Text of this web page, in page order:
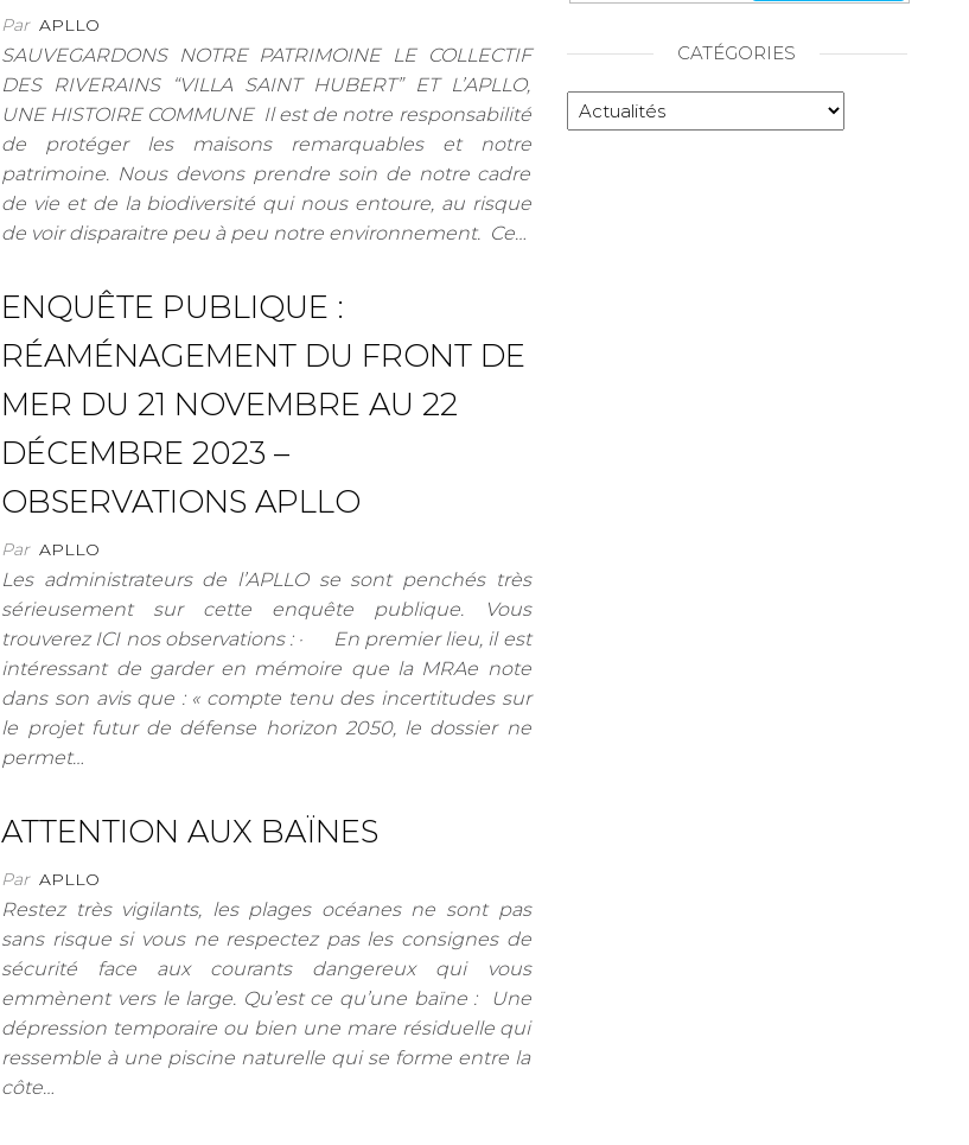
Par APLLO
SAUVEGARDONS NOTRE PATRIMOINE LE COLLECTIF
DES RIVERAINS “VILLA SAINT HUBERT” ET L’APLLO,
UNE HISTOIRE COMMUNE Il est de notre responsabilité
de protéger les maisons remarquables et notre
patrimoine. Nous devons prendre soin de notre cadre
de vie et de la biodiversité qui nous entoure, au risque
de voir disparaitre peu à peu notre environnement. Ce…
ENQUÊTE PUBLIQUE :
RÉAMÉNAGEMENT DU FRONT DE
MER DU 21 NOVEMBRE AU 22
DÉCEMBRE 2023 –
OBSERVATIONS APLLO
Par APLLO
Les administrateurs de l’APLLO se sont penchés très
sérieusement sur cette enquête publique. Vous
trouverez ICI nos observations : · En premier lieu, il est
intéressant de garder en mémoire que la MRAe note
dans son avis que : « compte tenu des incertitudes sur
le projet futur de défense horizon 2050, le dossier ne
permet…
ATTENTION AUX BAÏNES
Par APLLO
Restez très vigilants, les plages océanes ne sont pas
sans risque si vous ne respectez pas les consignes de
sécurité face aux courants dangereux qui vous
emmènent vers le large. Qu’est ce qu’une baïne : Une
dépression temporaire ou bien une mare résiduelle qui
ressemble à une piscine naturelle qui se forme entre la
côte…
CATÉGORIES